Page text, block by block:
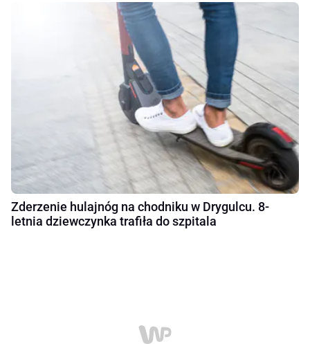
Zderzenie hulajnóg na chodniku w Drygulcu. 8-
letnia dziewczynka trafiła do szpitala